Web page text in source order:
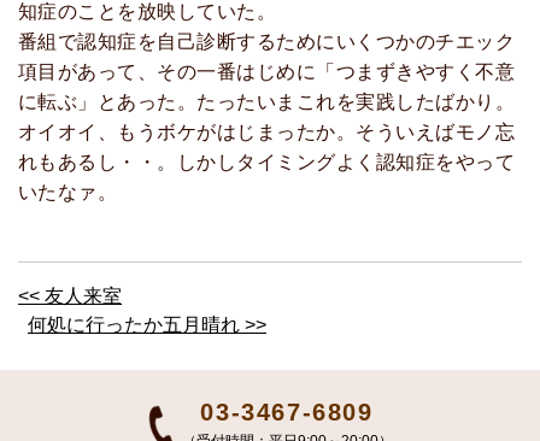
知症のことを放映していた。
番組で認知症を自己診断するためにいくつかのチエック
項目があって、その一番はじめに「つまずきやすく不意
に転ぶ」とあった。たったいまこれを実践したばかり。
オイオイ、もうボケがはじまったか。そういえばモノ忘
れもあるし・・。しかしタイミングよく認知症をやって
いたなァ。
<< 友人来室
何処に行ったか五月晴れ >>
03-3467-6809